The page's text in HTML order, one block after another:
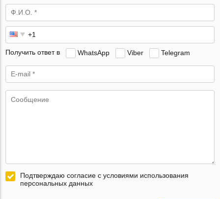
Получить ответ в WhatsApp Viber Telegram
Подтверждаю согласие с условиями использования
персональных данных